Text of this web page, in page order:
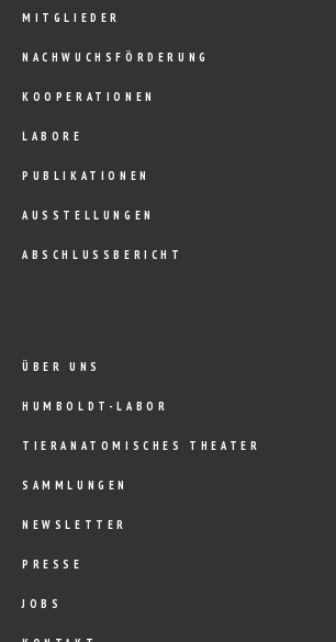
MITGLIEDER
NACHWUCHSFÖRDERUNG
KOOPERATIONEN
LABORE
PUBLIKATIONEN
AUSSTELLUNGEN
ABSCHLUSSBERICHT
ÜBER UNS
HUMBOLDT-LABOR
TIERANATOMISCHES THEATER
SAMMLUNGEN
NEWSLETTER
PRESSE
JOBS